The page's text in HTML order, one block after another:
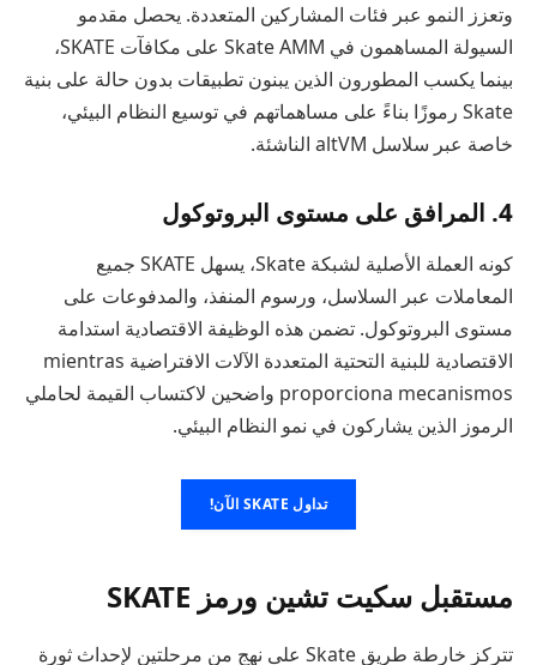
وتعزز النمو عبر فئات المشاركين المتعددة. يحصل مقدمو
السيولة المساهمون في Skate AMM على مكافآت SKATE،
بينما يكسب المطورون الذين يبنون تطبيقات بدون حالة على بنية
Skate رموزًا بناءً على مساهماتهم في توسيع النظام البيئي،
خاصة عبر سلاسل altVM الناشئة.
4. المرافق على مستوى البروتوكول
كونه العملة الأصلية لشبكة Skate، يسهل SKATE جميع
المعاملات عبر السلاسل، ورسوم المنفذ، والمدفوعات على
مستوى البروتوكول. تضمن هذه الوظيفة الاقتصادية استدامة
الاقتصادية للبنية التحتية المتعددة الآلات الافتراضية mientras
proporciona mecanismos واضحين لاكتساب القيمة لحاملي
الرموز الذين يشاركون في نمو النظام البيئي.
تداول SKATE الآن!
مستقبل سكيت تشين ورمز SKATE
تتركز خارطة طريق Skate على نهج من مرحلتين لإحداث ثورة